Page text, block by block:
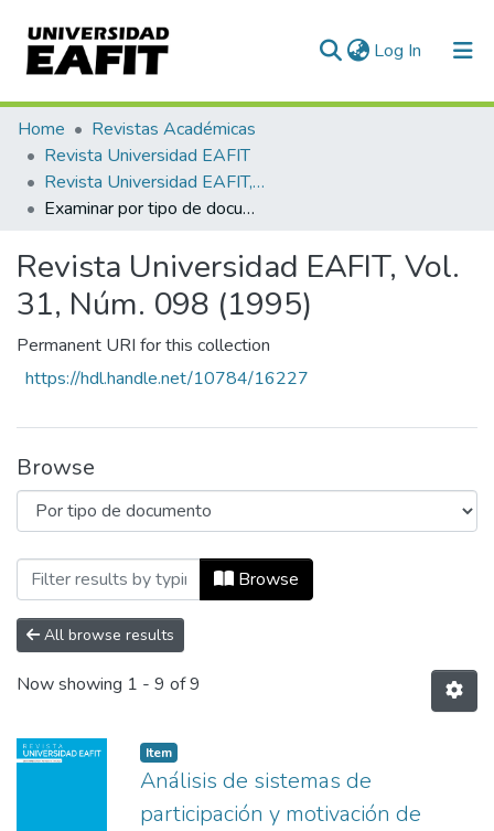
Log In (current)
Communities & Collections
All of DSpace
Home
Revistas Académicas
Revista Universidad EAFIT
Revista Universidad EAFIT, Vol. 31, Núm. 098 (1995)
Examinar por tipo de documento
Revista Universidad EAFIT, Vol.
31, Núm. 098 (1995)
Permanent URI for this collection
https://hdl.handle.net/10784/16227
Browse
Browsing Revista Universidad EAFIT,
Browse
All browse results
Now showing 1 - 9 of 9
Item
Análisis de sistemas de
participación y motivación de